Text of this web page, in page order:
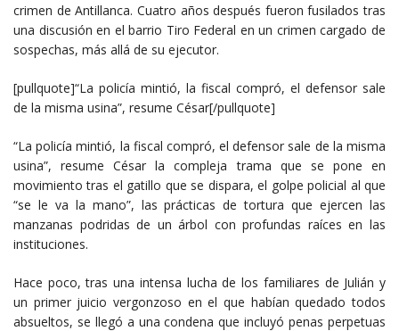
crimen de Antillanca. Cuatro años después fueron fusilados tras
una discusión en el barrio Tiro Federal en un crimen cargado de
sospechas, más allá de su ejecutor.
[pullquote]“La policía mintió, la fiscal compró, el defensor sale
de la misma usina”, resume César[/pullquote]
“La policía mintió, la fiscal compró, el defensor sale de la misma
usina”, resume César la compleja trama que se pone en
movimiento tras el gatillo que se dispara, el golpe policial al que
“se le va la mano”, las prácticas de tortura que ejercen las
manzanas podridas de un árbol con profundas raíces en las
instituciones.
Hace poco, tras una intensa lucha de los familiares de Julián y
un primer juicio vergonzoso en el que habían quedado todos
absueltos, se llegó a una condena que incluyó penas perpetuas